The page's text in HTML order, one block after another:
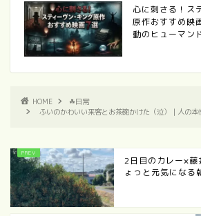
心に刺さる！ス
原作おすすめ映
動のヒューマン
HOME
☘日常
ふいのかわいい来客とお茶碗かけた（泣）｜人の本
2日目のカレー×藤
ょっと元気になる